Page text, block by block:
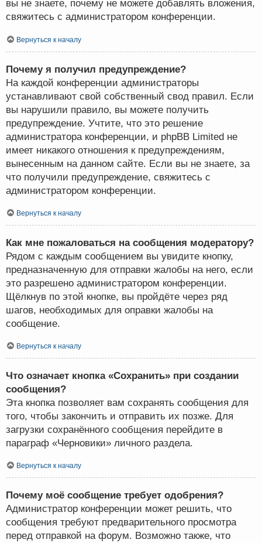
вы не знаете, почему не можете добавлять вложения,
свяжитесь с администратором конференции.
Вернуться к началу
Почему я получил предупреждение?
На каждой конференции администраторы
устанавливают свой собственный свод правил. Если
вы нарушили правило, вы можете получить
предупреждение. Учтите, что это решение
администратора конференции, и phpBB Limited не
имеет никакого отношения к предупреждениям,
вынесенным на данном сайте. Если вы не знаете, за
что получили предупреждение, свяжитесь с
администратором конференции.
Вернуться к началу
Как мне пожаловаться на сообщения модератору?
Рядом с каждым сообщением вы увидите кнопку,
предназначенную для отправки жалобы на него, если
это разрешено администратором конференции.
Щёлкнув по этой кнопке, вы пройдёте через ряд
шагов, необходимых для оправки жалобы на
сообщение.
Вернуться к началу
Что означает кнопка «Сохранить» при создании
сообщения?
Эта кнопка позволяет вам сохранять сообщения для
того, чтобы закончить и отправить их позже. Для
загрузки сохранённого сообщения перейдите в
параграф «Черновики» личного раздела.
Вернуться к началу
Почему моё сообщение требует одобрения?
Администратор конференции может решить, что
сообщения требуют предварительного просмотра
перед отправкой на форум. Возможно также, что